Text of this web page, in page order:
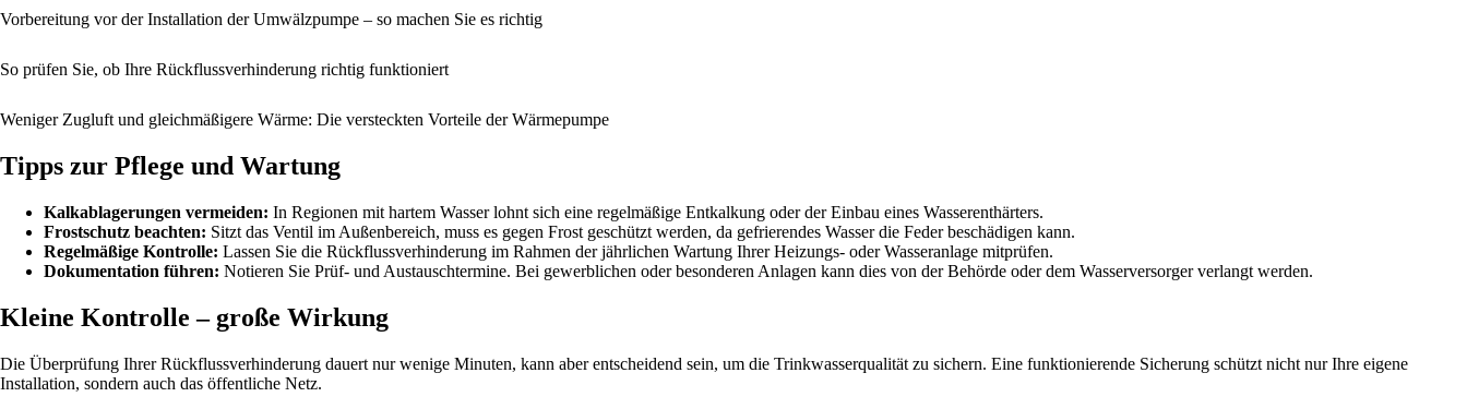
Vorbereitung vor der Installation der Umwälzpumpe – so machen Sie es richtig
So prüfen Sie, ob Ihre Rückflussverhinderung richtig funktioniert
Weniger Zugluft und gleichmäßigere Wärme: Die versteckten Vorteile der Wärmepumpe
Tipps zur Pflege und Wartung
Kalkablagerungen vermeiden: In Regionen mit hartem Wasser lohnt sich eine regelmäßige Entkalkung oder der Einbau eines Wasserenthärters.
Frostschutz beachten: Sitzt das Ventil im Außenbereich, muss es gegen Frost geschützt werden, da gefrierendes Wasser die Feder beschädigen kann.
Regelmäßige Kontrolle: Lassen Sie die Rückflussverhinderung im Rahmen der jährlichen Wartung Ihrer Heizungs- oder Wasseranlage mitprüfen.
Dokumentation führen: Notieren Sie Prüf- und Austauschtermine. Bei gewerblichen oder besonderen Anlagen kann dies von der Behörde oder dem Wasserversorger verlangt werden.
Kleine Kontrolle – große Wirkung
Die Überprüfung Ihrer Rückflussverhinderung dauert nur wenige Minuten, kann aber entscheidend sein, um die Trinkwasserqualität zu sichern. Eine funktionierende Sicherung schützt nicht nur Ihre eigene
Installation, sondern auch das öffentliche Netz.